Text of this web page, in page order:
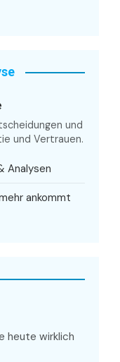
und
und Vertrauen.
Analysen
ankommt
heute wirklich